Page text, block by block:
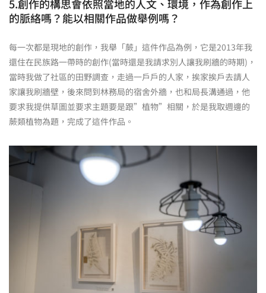
5.創作的構思會依照當地的人文、環境，作為創作上
的脈絡嗎？能以相關作品做舉例嗎？
每一次都是現地的創作，我舉「蕨」這件作品為例，它是2013年我
還住在民族路一帶時的創作(當時還是我請求別人讓我刷牆的時期)，
當時我做了社區的田野調查，走過一戶戶的人家，挨家挨戶去請人
家讓我刷牆壁，後來問到林務局的宿舍外牆，也和局長溝通過，他
要求我提供草圖並要求主題要是跟”植物”相關，於是我取週邊的
蕨類植物為題，完成了這件作品。